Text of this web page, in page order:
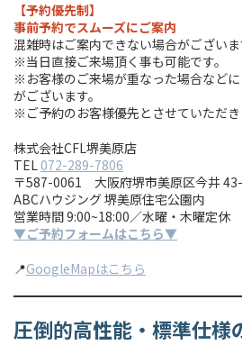
【予約優先制】
事前予約でスムーズにご案内
混雑時はご案内できない場合がございま
※当日直接ご来場頂く事も可能です。
※お客様のご来場が重なった場合など
がございます。
※ご予約のお客様優先とさせていただき
株式会社CFL堺美原店
TEL 072-289-7806
〒587-0061 大阪府堺市美原区今井
ABCハウジング 堺美原住宅公園内
営業時間 9:00~18:00／水曜・木曜定休
▼ご予約フォームはこちら▼
📍GoogleMapはこちら
圧倒的高性能・標準仕様